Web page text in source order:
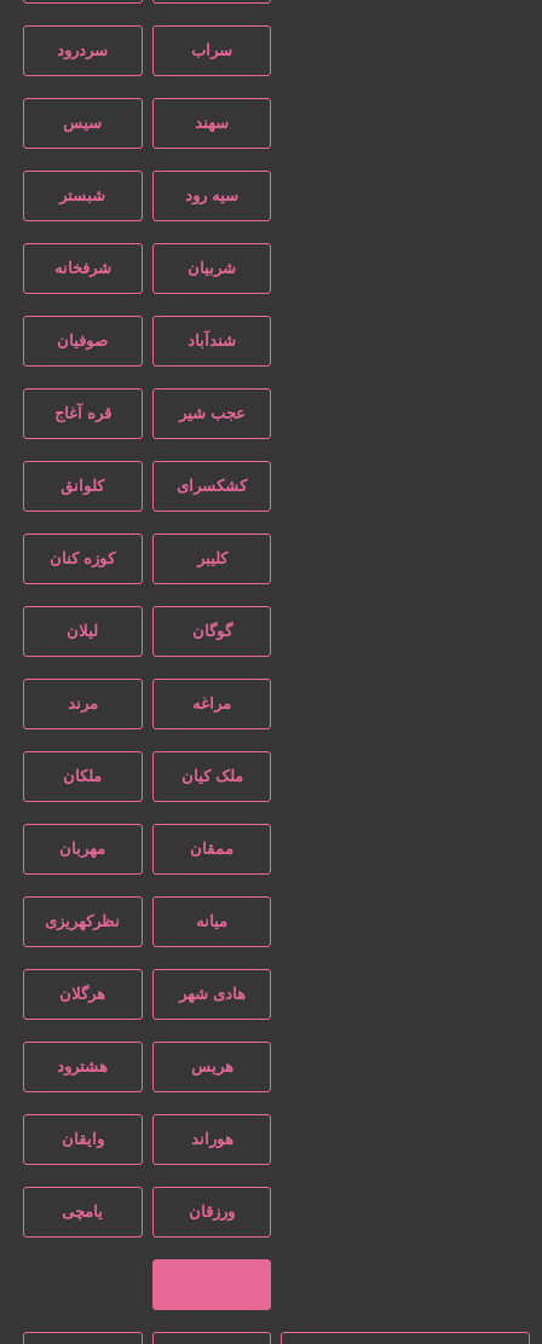
سراب سردرود
سهند سیس
سیه رود شبستر
شربیان شرفخانه
شندآباد صوفیان
عجب شیر قره آغاج
کشکسرای کلوانق
کلیبر کوزه کنان
گوگان لیلان
مراغه مرند
ملک کیان ملکان
ممقان مهربان
میانه نظرکهریزی
هادی شهر هرگلان
هریس هشترود
هوراند وایقان
ورزقان یامچی